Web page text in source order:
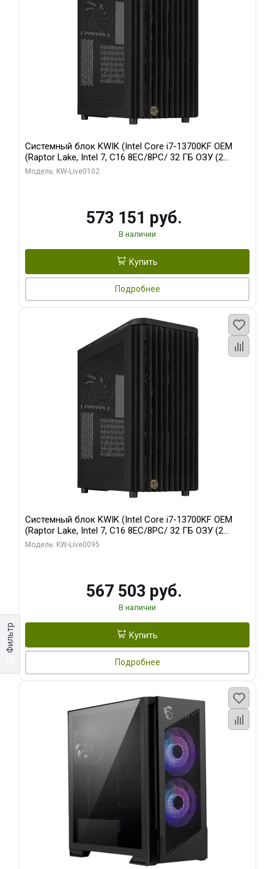
Фильтр
Системный блок KWIK (Intel Core i7-13700KF OEM
(Raptor Lake, Intel 7, C16 8EC/8PC/ 32 ГБ ОЗУ (2
модуля)/ Afox RTX4090 24GB GDDR6X 384-Bit 3xDP
Модель: KW-Live0102
573 151 руб.
В наличии
Купить
Подробнее
Системный блок KWIK (Intel Core i7-13700KF OEM
(Raptor Lake, Intel 7, C16 8EC/8PC/ 32 ГБ ОЗУ (2
модуля)/ Afox RTX4090 24GB GDDR6X 384-Bit 3xDP
Модель: KW-Live0095
567 503 руб.
В наличии
Купить
Подробнее